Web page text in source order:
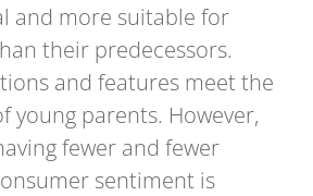
and more suitable for
their predecessors.
and features meet the
young parents. However,
fewer and fewer
sentiment is